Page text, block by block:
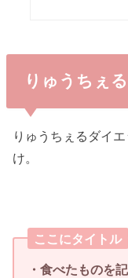
りゅうちぇ
りゅうちぇるダイ
け。
ここにタイトル
・食べたものを